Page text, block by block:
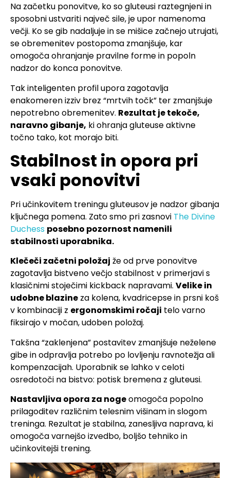
Na začetku ponovitve, ko so gluteusi raztegnjeni in
sposobni ustvariti največ sile, je upor namenoma
večji. Ko se gib nadaljuje in se mišice začnejo utrujati,
se obremenitev postopoma zmanjšuje, kar
omogoča ohranjanje pravilne forme in popoln
nadzor do konca ponovitve.
Tak inteligenten profil upora zagotavlja
enakomeren izziv brez “mrtvih točk” ter zmanjšuje
nepotrebno obremenitev. Rezultat je tekoče,
naravno gibanje, ki ohranja gluteuse aktivne
točno tako, kot morajo biti.
Stabilnost in opora pri
vsaki ponovitvi
Pri učinkovitem treningu gluteusov je nadzor gibanja
ključnega pomena. Zato smo pri zasnovi The Divine
Duchess posebno pozornost namenili
stabilnosti uporabnika.
Klečeči začetni položaj že od prve ponovitve
zagotavlja bistveno večjo stabilnost v primerjavi s
klasičnimi stoječimi kickback napravami. Velike in
udobne blazine za kolena, kvadricepse in prsni koš
v kombinaciji z ergonomskimi ročaji telo varno
fiksirajo v močan, udoben položaj.
Takšna “zaklenjena” postavitev zmanjšuje neželene
gibe in odpravlja potrebo po lovljenju ravnotežja ali
kompenzacijah. Uporabnik se lahko v celoti
osredotoči na bistvo: potisk bremena z gluteusi.
Nastavljiva opora za nogeomogoča popolno
prilagoditev različnim telesnim višinam in slogom
treninga. Rezultat je stabilna, zanesljiva naprava, ki
omogoča varnejšo izvedbo, boljšo tehniko in
učinkovitejši trening.